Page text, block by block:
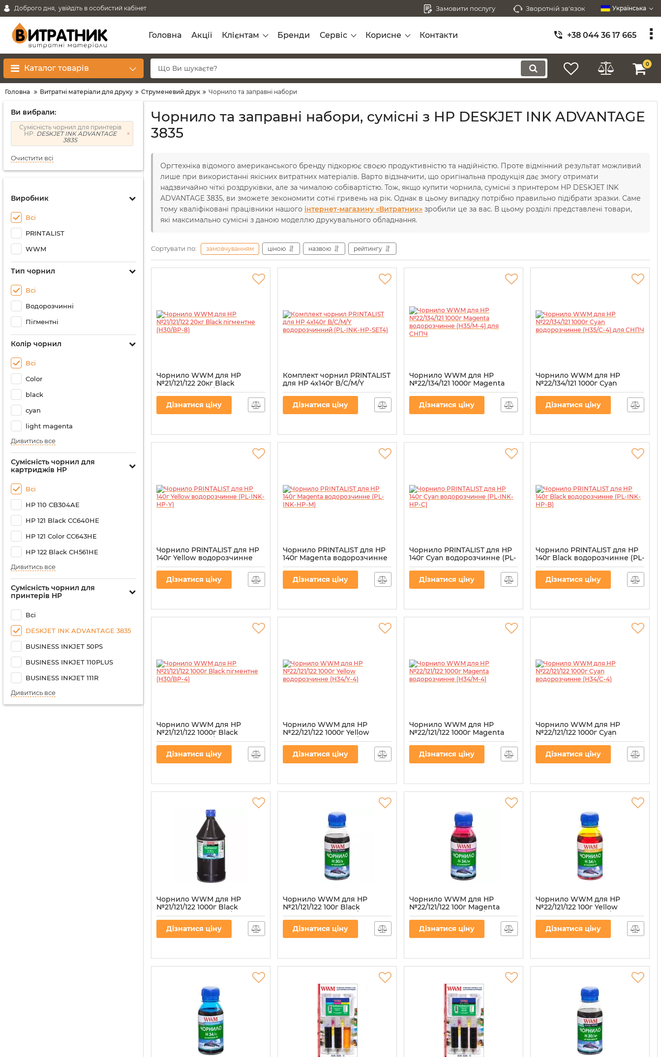
Доброго дня, увійдіть в особистий кабінет Замовити послугу Зворотній зв'язок Українська
Головна Акції Клієнтам Бренди Сервіс Корисне Контакти +38 044 36 17 665
Каталог товарів 0
Головна Витратні матеріали для друку Струменевий друк Чорнило та заправні набори
Ви вибрали:
Сумісність чорнил для принтерів
HP: DESKJET INK ADVANTAGE
3835
Очистити всі
Виробник
Всі
PRINTALIST
WWM
Тип чорнил
Всі
Водорозчинні
Пігментні
Колір чорнил
Всі
Color
black
cyan
light magenta
Дивитись все
Сумісність чорнил для
картриджів HP
Всі
HP 110 CB304AE
HP 121 Black CC640HE
HP 121 Color CC643HE
HP 122 Black CH561HE
Дивитись все
Сумісність чорнил для
принтерів HP
Всі
DESKJET INK ADVANTAGE 3835
BUSINESS INKJET 50PS
BUSINESS INKJET 110PLUS
BUSINESS INKJET 111R
Дивитись все
Чорнило та заправні набори, сумісні з HP DESKJET INK ADVANTAGE
3835
Оргтехніка відомого американського бренду підкорює своєю продуктивністю та надійністю. Проте відмінний результат можливий
лише при використанні якісних витратних матеріалів. Варто відзначити, що оригінальна продукція дає змогу отримати
надзвичайно чіткі роздруківки, але за чималою собівартістю. Тож, якщо купити чорнила, сумісні з принтером HP DESKJET INK
ADVANTAGE 3835, ви зможете зекономити сотні гривень на рік. Однак в цьому випадку потрібно правильно підібрати зразки. Саме
тому кваліфіковані працівники нашого інтернет-магазину «Витратник» зробили це за вас. В цьому розділі представлені товари,
які максимально сумісні з даною моделлю друкувального обладнання.
Сортувати по: замовчуванням ціною назвою рейтингу
Чорнило WWM для HP
№21/121/122 20кг Black
пігментне (H30/BP-8)
Артикул:
Дізнатися ціну
Комплект чорнил PRINTALIST
для HP 4х140г B/C/M/Y
водорозчинний (PL-INK-HP-
SET4)
Артикул:PL-INK-HP-SET4
Дізнатися ціну
Чорнило WWM для HP
№22/134/121 1000г Magenta
водорозчинне (H35/M-4) для
СНПЧ
Артикул:H35/M-4
Дізнатися ціну
Чорнило WWM для HP
№22/134/121 1000г Cyan
водорозчинне (H35/C-4) для
СНПЧ
Артикул:H35/C-4
Дізнатися ціну
Чорнило PRINTALIST для HP
140г Yellow водорозчинне
(PL-INK-HP-Y)
Артикул: PL-INK-HP-Y
Дізнатися ціну
Чорнило PRINTALIST для HP
140г Magenta водорозчинне
(PL-INK-HP-M)
Артикул: PL-INK-HP-M
Дізнатися ціну
Чорнило PRINTALIST для HP
140г Cyan водорозчинне (PL-
INK-HP-C)
Артикул: PL-INK-HP-C
Дізнатися ціну
Чорнило PRINTALIST для HP
140г Black водорозчинне (PL-
INK-HP-B)
Артикул: PL-INK-HP-B
Дізнатися ціну
Чорнило WWM для HP
№21/121/122 1000г Black
пігментне (H30/BP-4)
Артикул:
Дізнатися ціну
Чорнило WWM для HP
№22/121/122 1000г Yellow
водорозчинне (H34/Y-4)
Артикул:
Дізнатися ціну
Чорнило WWM для HP
№22/121/122 1000г Magenta
водорозчинне (H34/M-4)
Артикул:
Дізнатися ціну
Чорнило WWM для HP
№22/121/122 1000г Cyan
водорозчинне (H34/C-4)
Артикул:
Дізнатися ціну
Чорнило WWM для HP
№21/121/122 1000г Black
водорозчинне (H30/B-4)
Артикул:
Дізнатися ціну
Чорнило WWM для HP
№21/121/122 100г Black
водорозчинне (H30/B-2)
Артикул:
Дізнатися ціну
Чорнило WWM для HP
№22/121/122 100г Magenta
водорозчинне (H34/M-2)
Артикул:
Дізнатися ціну
Чорнило WWM для HP
№22/121/122 100г Yellow
водорозчинне (H34/Y-2)
Артикул:
Дізнатися ціну